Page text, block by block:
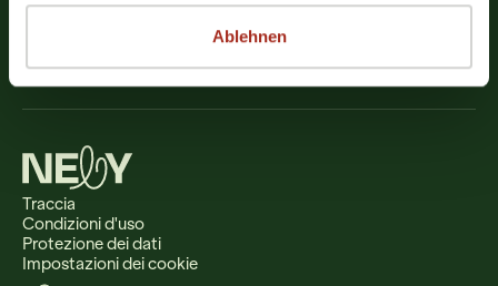
Ablehnen
Traccia
Condizioni d'uso
Protezione dei dati
Impostazioni dei cookie